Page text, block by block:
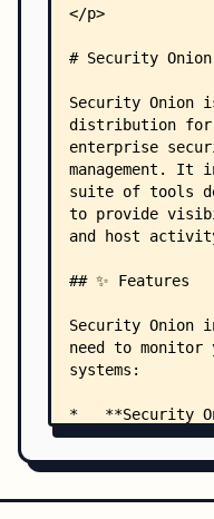
    │   ├── ca/
│   ├──
│   │   ├──
│   │   ├──
│   │   └──
│   ├──
│   │   └──
│   ├──
│   │   ├──
│   │   └──
│   │   └──
│   ├──
│   │   └──
│   │   ├──
│   │   └──
│   ├──
│   ├──